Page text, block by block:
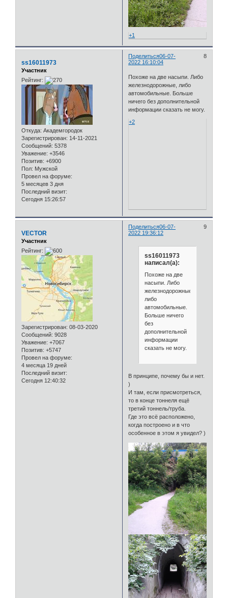
+1
Поделиться 8
06-07-
2022 16:10:04
ss16011973
Участник
Рейтинг:
Откуда: Академгородок
Зарегистрирован: 14-11-2021
Сообщений: 5378
Уважение: +3546
Позитив: +6900
Пол: Мужской
Провел на форуме:
5 месяцев 3 дня
Последний визит:
Сегодня 15:26:57
Похоже на две насыпи. Либо
железнодорожные, либо
автомобильные. Больше
ничего без дополнительной
информации сказать не могу.
+2
Поделиться 9
06-07-
2022 19:36:12
VECTOR
Участник
Рейтинг:
Зарегистрирован: 08-03-2020
Сообщений: 9028
Уважение: +7067
Позитив: +5747
Провел на форуме:
4 месяца 19 дней
Последний визит:
Сегодня 12:40:32
ss16011973
написал(а):
Похоже на две
насыпи. Либо
железнодорожные,
либо
автомобильные.
Больше ничего
без
дополнительной
информации
сказать не могу.
В принципе, почему бы и нет.
)
И там, если присмотреться,
то в конце тоннеля ещё
третий тоннель/труба.
Где это всё расположено,
когда построено и в что
особенное в этом я увидел? )